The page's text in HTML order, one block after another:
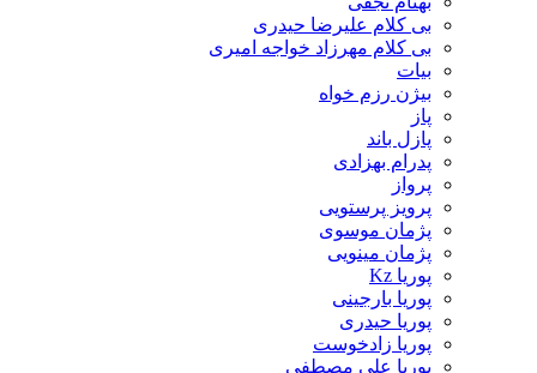
بی کلام علیرضا حیدری
بی کلام مهرزاد خواجه امیری
بیات
بیژن رزم خواه
پاز
پازل باند
پدرام بهزادی
پرواز
پرویز پرستویی
پژمان موسوی
پژمان مینویی
پوریا Kz
پوریا بارجینی
پوریا حیدری
پوریا زادخوست
پوریا علی مصطفی